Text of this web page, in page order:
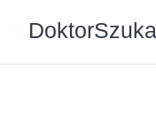
DoktorSzuka